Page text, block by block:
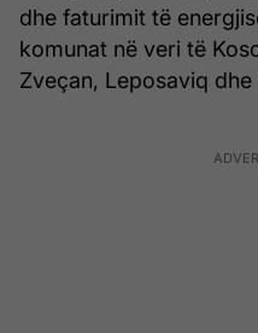
dhe faturimit të
komunat në veri të
Zveçan, Leposaviq